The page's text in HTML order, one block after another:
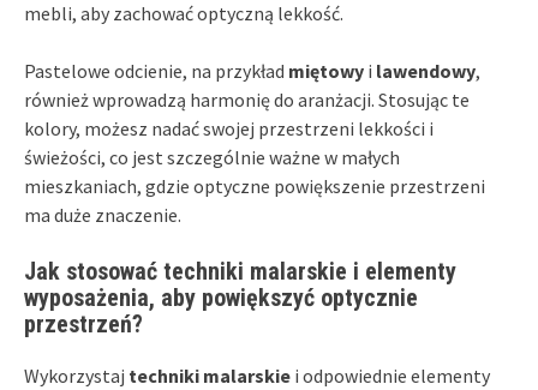
mebli, aby zachować optyczną lekkość.
Pastelowe odcienie, na przykład miętowy i lawendowy,
również wprowadzą harmonię do aranżacji. Stosując te
kolory, możesz nadać swojej przestrzeni lekkości i
świeżości, co jest szczególnie ważne w małych
mieszkaniach, gdzie optyczne powiększenie przestrzeni
ma duże znaczenie.
Jak stosować techniki malarskie i elementy
wyposażenia, aby powiększyć optycznie
przestrzeń?
Wykorzystaj techniki malarskie i odpowiednie elementy